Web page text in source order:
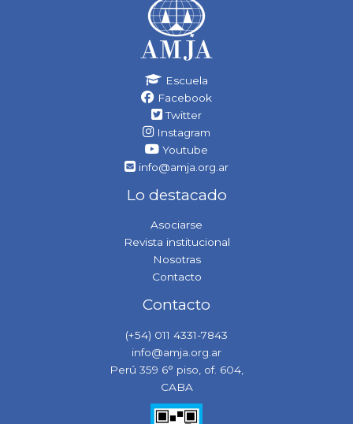
Escuela
Facebook
Twitter
Instagram
Youtube
info@amja.org.ar
Lo destacado
Asociarse
Revista institucional
Nosotras
Contacto
Contacto
(+54) 011 4331-7843
info@amja.org.ar
Perú 359 6° piso, of. 604,
CABA